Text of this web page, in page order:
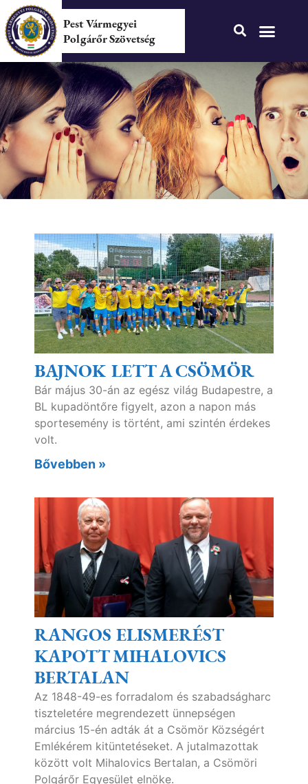
Pest Vármegyei
Polgárőr Szövetség
BAJNOK LETT A CSÖMÖR
Bár május 30-án az egész világ Budapestre, a
BL kupadöntőre figyelt, azon a napon más
sportesemény is történt, ami szintén érdekes
volt.
Bővebben »
RANGOS ELISMERÉST
KAPOTT MIHALOVICS
BERTALAN
Az 1848-49-es forradalom és szabadságharc
tiszteletére megrendezett ünnepségen
március 15-én adták át a Csömör Községért
Emlékérem kitüntetéseket. A jutalmazottak
között volt Mihalovics Bertalan, a Csömöri
Polgárőr Egyesület elnöke.